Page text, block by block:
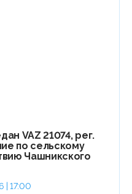
VAZ 21074, рег.
по сельскому
Чашникского
| 17:00